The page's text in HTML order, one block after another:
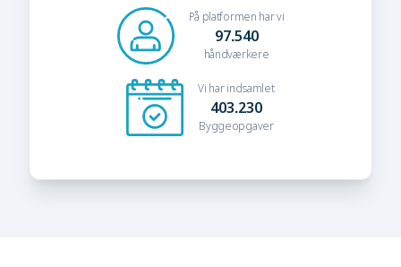
På platformen har vi
97.540
håndværkere
Vi har indsamlet
403.230
Byggeopgaver